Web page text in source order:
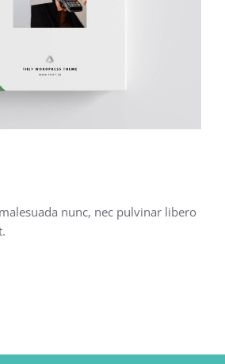
nunc, nec pulvinar libero